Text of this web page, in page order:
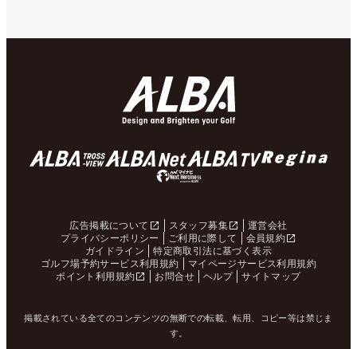
広告掲載について スタッフ募集
運営会社
プライバシーポリシー
ご利用に際して
会員規約
ガイドライン
特定商取引法に基づく表示
ゴルフ場予約サービス利用規約
マイページサービス利用規約
ポイント利用規約
お問合せ ヘルプ サイトマップ
掲載されている全てのコンテンツの無断での転載、転用、コピー等は禁じま
す。